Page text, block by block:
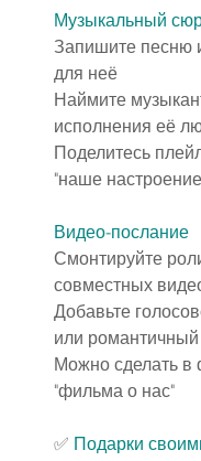
Музыкальный
Запишите песню
для неё
Наймите
исполнения её
Поделитесь
"наше
Видео-послание
Смонтируйте
совместных
Добавьте
или романтичный
Можно сделать в
"фильма о нас"
✅️ Подарки